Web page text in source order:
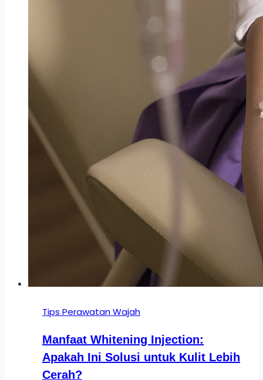
Tips Perawatan Wajah
Manfaat Whitening Injection:
Apakah Ini Solusi untuk Kulit Lebih
Cerah?